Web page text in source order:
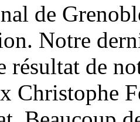
de
Notre
résultat de
Christophe